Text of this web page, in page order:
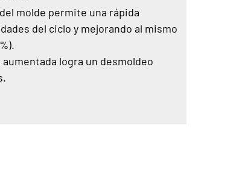
molde permite una rápida
del ciclo y mejorando al mismo
logra un desmoldeo